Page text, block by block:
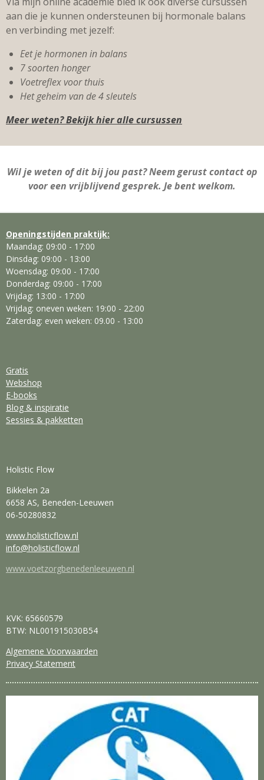
aan die je kunnen ondersteunen bij hormonale balans
en verbinding met jezelf:
Eet je hormonen in balans
7 soorten honger
Voetreflex voor thuis
Het geheim van de 4 sleutels
Meer weten? Bekijk hier alle cursussen
Wil je weten of dit bij jou past? Neem gerust contact op
voor een vrijblijvend gesprek. Je bent welkom.
Openingstijden praktijk:
Maandag: 09:00 - 17:00
Dinsdag: 09:00 - 13:00
Woensdag: 09:00 - 17:00
Donderdag: 09:00 - 17:00
Vrijdag: 13:00 - 17:00
Vrijdag: oneven weken: 19:00 - 22:00
Zaterdag: even weken: 09.00 - 13:00
Gratis
Webshop
E-books
Blog & inspiratie
Sessies & pakketten
Holistic Flow
Bikkelen 2a
6658 AS, Beneden-Leeuwen
06-50280832
www.holisticflow.nl
info@holisticflow.nl
www.voetzorgbenedenleeuwen.nl
KVK: 65660579
BTW: NL001915030B54
Algemene Voorwaarden
Privacy Statement